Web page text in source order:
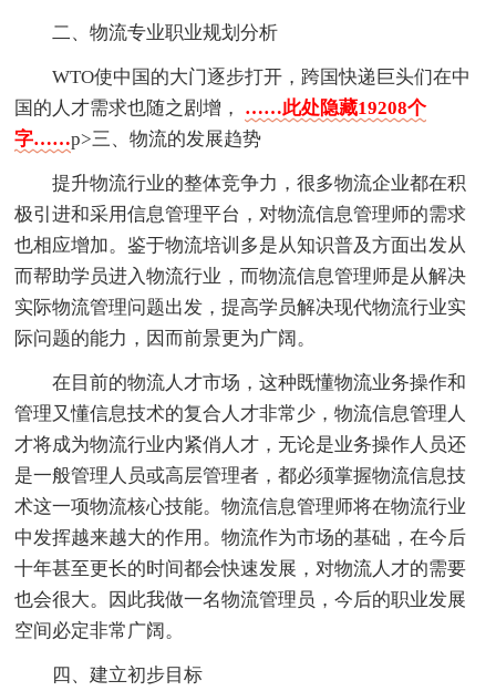
二、物流专业职业规划分析
WTO使中国的大门逐步打开，跨国快递巨头们在中
国的人才需求也随之剧增， ……此处隐藏19208个
字……p>三、物流的发展趋势
提升物流行业的整体竞争力，很多物流企业都在积
极引进和采用信息管理平台，对物流信息管理师的需求
也相应增加。鉴于物流培训多是从知识普及方面出发从
而帮助学员进入物流行业，而物流信息管理师是从解决
实际物流管理问题出发，提高学员解决现代物流行业实
际问题的能力，因而前景更为广阔。
在目前的物流人才市场，这种既懂物流业务操作和
管理又懂信息技术的复合人才非常少，物流信息管理人
才将成为物流行业内紧俏人才，无论是业务操作人员还
是一般管理人员或高层管理者，都必须掌握物流信息技
术这一项物流核心技能。物流信息管理师将在物流行业
中发挥越来越大的作用。物流作为市场的基础，在今后
十年甚至更长的时间都会快速发展，对物流人才的需要
也会很大。因此我做一名物流管理员，今后的职业发展
空间必定非常广阔。
四、建立初步目标